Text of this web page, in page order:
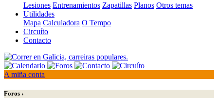
Lesiones Entrenamientos Zapatillas Planos Otros temas
Utilidades
Mapa Calculadora O Tempo
Circuíto
Contacto
A miña conta
Foros ›